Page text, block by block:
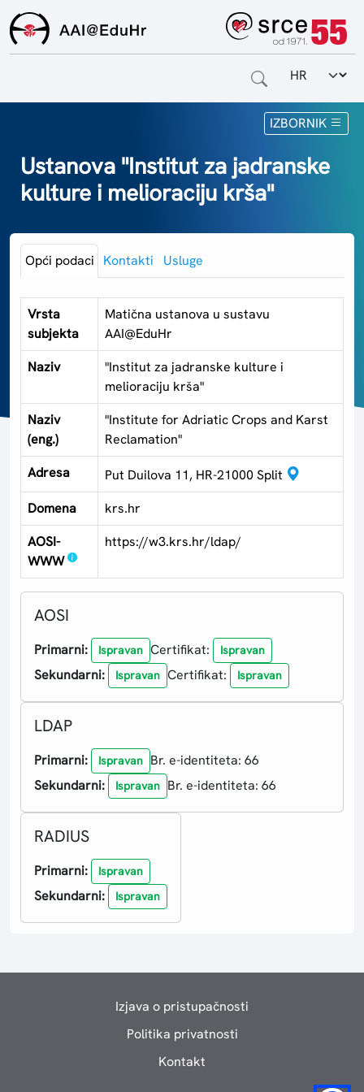
Odabir
IZBORNIK
Za krajnje korisnike
Za davatelje usluga
Za matične ustanove
O sustavu
Kontakt
Ustanova "Institut za jadranske
kulture i melioraciju krša"
Opći podaci Kontakti Usluge
Vrsta
subjekta
Matična ustanova u sustavu
AAI@EduHr
Naziv
"Institut za jadranske kulture i
melioraciju krša"
Naziv
(eng.)
"Institute for Adriatic Crops and Karst
Reclamation"
Adresa
Put Duilova 11, HR-21000 Split
Domena
krs.hr
AOSI-
WWW
https://w3.krs.hr/ldap/
AOSI
Primarni: Ispravan Certifikat: Ispravan
Sekundarni: Ispravan Certifikat: Ispravan
LDAP
Primarni: Ispravan Br. e-identiteta: 66
Sekundarni:
Ispravan Br. e-identiteta: 66
RADIUS
Primarni: Ispravan
Sekundarni: Ispravan
Izjava o pristupačnosti
Politika privatnosti
Kontakt